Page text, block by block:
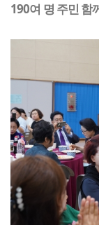
190여 명 주민 함